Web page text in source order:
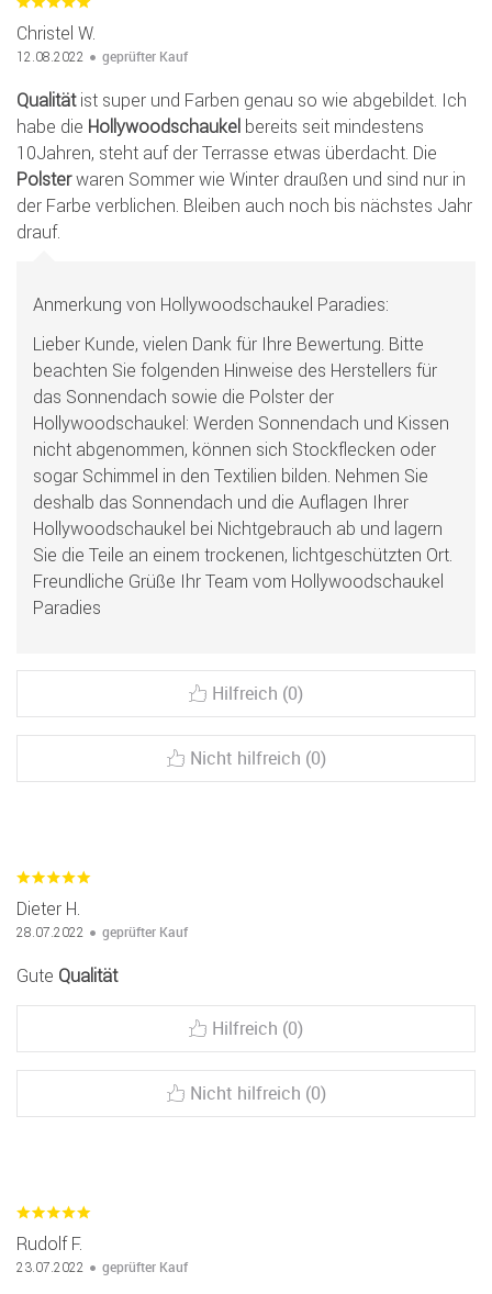
Christel W.
12.08.2022 geprüfter Kauf
Qualitätist super und Farben genau so wie abgebildet. Ich
habe die Hollywoodschaukel bereits seit mindestens
10Jahren, steht auf der Terrasse etwas überdacht. Die
Polsterwaren Sommer wie Winter draußen und sind nur in
der Farbe verblichen. Bleiben auch noch bis nächstes Jahr
drauf.
Anmerkung von Hollywoodschaukel Paradies:
Lieber Kunde, vielen Dank für Ihre Bewertung. Bitte
beachten Sie folgenden Hinweise des Herstellers für
das Sonnendach sowie die Polster der
Hollywoodschaukel: Werden Sonnendach und Kissen
nicht abgenommen, können sich Stockflecken oder
sogar Schimmel in den Textilien bilden. Nehmen Sie
deshalb das Sonnendach und die Auflagen Ihrer
Hollywoodschaukel bei Nichtgebrauch ab und lagern
Sie die Teile an einem trockenen, lichtgeschützten Ort.
Freundliche Grüße Ihr Team vom Hollywoodschaukel
Paradies
Hilfreich (0)
Nicht hilfreich (0)
Dieter H.
28.07.2022 geprüfter Kauf
Gute Qualität
Hilfreich (0)
Nicht hilfreich (0)
Rudolf F.
23.07.2022 geprüfter Kauf